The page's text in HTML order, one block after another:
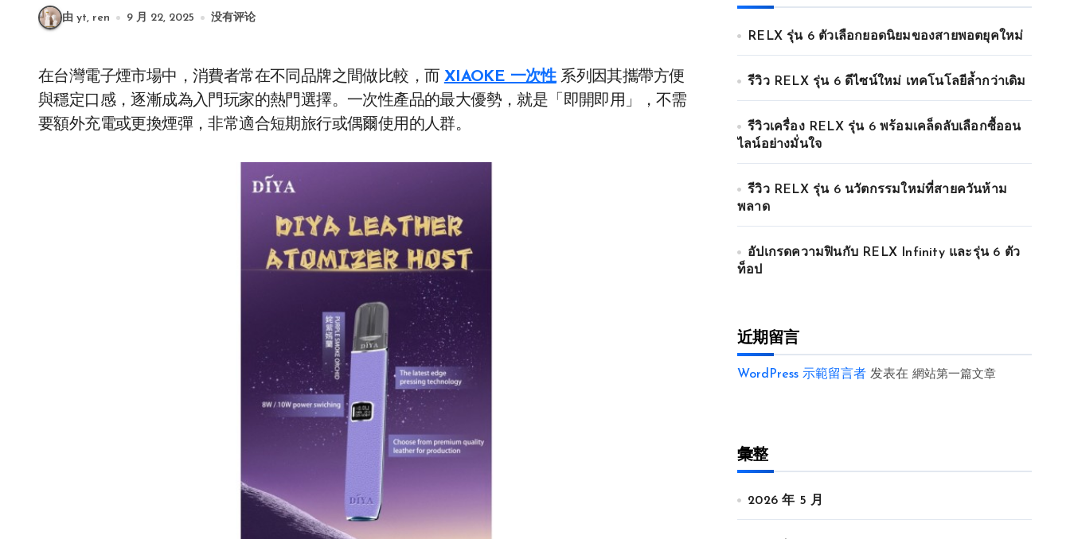
由 yt, ren 9 月 22, 2025 没有评论
在台灣電子煙市場中，消費者常在不同品牌之間做比較，而 XIAOKE 一次性系列因其攜帶方便
與穩定口感，逐漸成為入門玩家的熱門選擇。一次性產品的最大優勢，就是「即開即用」，不需
要額外充電或更換煙彈，非常適合短期旅行或偶爾使用的人群。
RELX รุ่น 6 ตัวเลือกยอดนิยมของสายพอตยุคใหม่
รีวิว RELX รุ่น 6 ดีไซน์ใหม่ เทคโนโลยีล้ำกว่าเดิม
รีวิวเครื่อง RELX รุ่น 6 พร้อมเคล็ดลับเลือกซื้ออน
ไลน์อย่างมั่นใจ
รีวิว RELX รุ่น 6 นวัตกรรมใหม่ที่สายควันห้าม
พลาด
อัปเกรดความฟินกับ RELX Infinity และรุ่น 6 ตัว
ท็อป
近期留言
WordPress 示範留言者 发表在 網站第一篇文章
彙整
2026 年 5 月